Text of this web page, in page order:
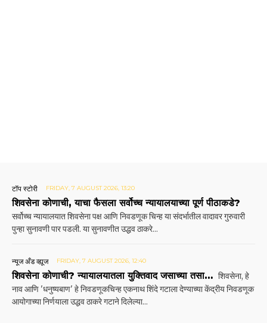
टॉप स्टोरी FRIDAY, 7 AUGUST 2026, 13:20
शिवसेना कोणाची, याचा फैसला सर्वोच्च न्यायालयाच्या पूर्ण पीठाकडे?
सर्वोच्च न्यायालयात शिवसेना पक्ष आणि निवडणूक चिन्ह या संदर्भातील वादावर गुरुवारी
पुन्हा सुनावणी पार पडली. या सुनावणीत उद्धव ठाकरे...
न्यूज अँड व्ह्यूज FRIDAY, 7 AUGUST 2026, 12:40
शिवसेना कोणाची? न्यायालयातला युक्तिवाद जसाच्या तसा… शिवसेना, हे
नाव आणि 'धनुष्यबाण' हे निवडणूकचिन्ह एकनाथ शिंदे गटाला देण्याच्या केंद्रीय निवडणूक
आयोगाच्या निर्णयाला उद्धव ठाकरे गटाने दिलेल्या...